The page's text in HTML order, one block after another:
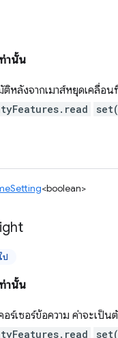
านั้น
หลังจากเมาส์หยุดเคลื่อ
<boolean>
ป
านั้น
อร์เซอร์ข้อความ ค่าจะเป็